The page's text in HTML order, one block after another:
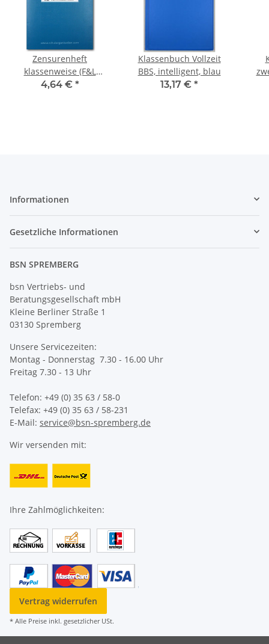
Zensurenheft
klassenweise (F&L
366010)
4,64 € *
Klassenbuch Vollzeit
BBS, intelligent, blau
13,17 € *
Informationen
Gesetzliche Informationen
BSN SPREMBERG
bsn Vertriebs- und
Beratungsgesellschaft mbH
Kleine Berliner Straße 1
03130 Spremberg
Unsere Servicezeiten:
Montag - Donnerstag 7.30 - 16.00 Uhr
Freitag 7.30 - 13 Uhr
Telefon: +49 (0) 35 63 / 58-0
Telefax: +49 (0) 35 63 / 58-231
E-Mail: service@bsn-spremberg.de
Wir versenden mit:
Ihre Zahlmöglichkeiten:
Vertrag widerrufen
* Alle Preise inkl. gesetzlicher USt.